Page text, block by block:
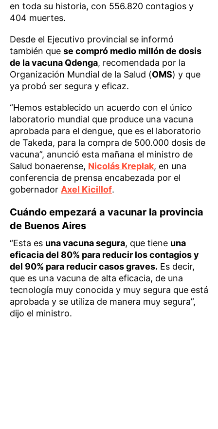
en toda su historia, con 556.820 contagios y
404 muertes.
Desde el Ejecutivo provincial se informó
también que se compró medio millón de dosis
de la vacuna Qdenga, recomendada por la
Organización Mundial de la Salud (OMS) y que
ya probó ser segura y eficaz.
“Hemos establecido un acuerdo con el único
laboratorio mundial que produce una vacuna
aprobada para el dengue, que es el laboratorio
de Takeda, para la compra de 500.000 dosis de
vacuna”, anunció esta mañana el ministro de
Salud bonaerense, Nicolás Kreplak, en una
conferencia de prensa encabezada por el
gobernador Axel Kicillof.
Cuándo empezará a vacunar la provincia
de Buenos Aires
“Esta es una vacuna segura, que tiene una
eficacia del 80% para reducir los contagios y
del 90% para reducir casos graves. Es decir,
que es una vacuna de alta eficacia, de una
tecnología muy conocida y muy segura que está
aprobada y se utiliza de manera muy segura”,
dijo el ministro.